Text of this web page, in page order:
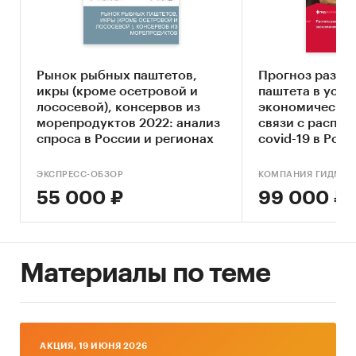
Составление прогноза развития рынка до
Обзор российского рынка паштета
Конкурентный анализ на рынке
паштета
Анализ потребления паштета
Оценка факторов инвестиционной
привлекательности рынка
Динамика и прогноз внешнеторговых
Рынок рыбных паштетов,
икры (кроме осетровой и
лососевой), консервов из
морепродуктов 2022: анализ
спроса в России и регионах
ЭКСПРЕСС-ОБЗОР
55 000 ₽
Прогноз
паштета в
связи с
covid-19 в
КОМПАНИЯ
99 000 ₽
Материалы по теме
AКЦИЯ, 19 ИЮНЯ 2026